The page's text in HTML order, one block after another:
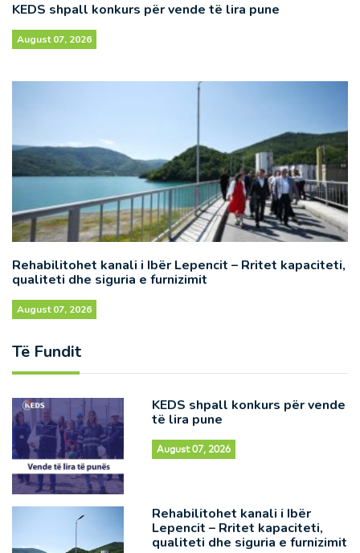
KEDS shpall konkurs për vende të lira pune
August 07, 2026
Rehabilitohet kanali i Ibër Lepencit – Rritet kapaciteti,
qualiteti dhe siguria e furnizimit
August 07, 2026
Të Fundit
KEDS shpall konkurs për vende
të lira pune
August 07, 2026
Rehabilitohet kanali i Ibër
Lepencit – Rritet kapaciteti,
qualiteti dhe siguria e furnizimit